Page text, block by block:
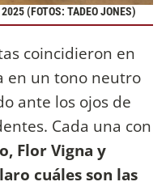
(FOTOS: TADEO JONES)
coincidieron en
en un tono neutro
ante los ojos de
Cada una con
Flor Vigna y
cuáles son las